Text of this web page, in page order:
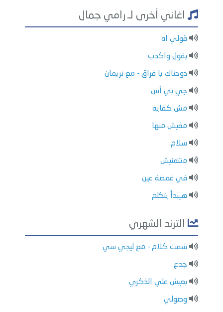
اغاني أخرى لـ رامي جمال
قولي اه
بقول واكدب
دوخناك يا فراق - مع نريمان
جي بي أس
مش كفايه
مفيش منها
سلام
متتمنيش
في غمضة عين
هيبدأ يتكلم
الترند الشهري
شفت كلام - مع ليجي سي
جدع
بعيش علي الذكري
وصولي